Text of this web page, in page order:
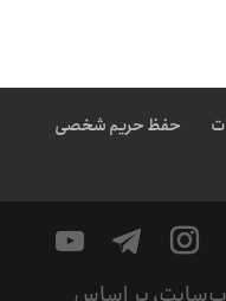
حفظ حریم شخصی